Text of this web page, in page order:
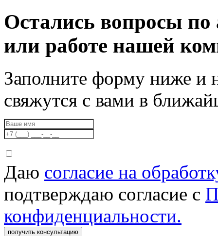
Остались вопросы по
или работе нашей
Заполните форму ниже и
свяжутся с вами в
Даю согласие на
подтверждаю согласие с
конфиденциальности.
получить консультацию